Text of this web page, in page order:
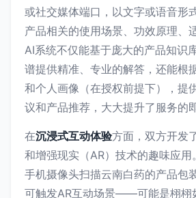
或社交媒体端口，以文字或语音形
产品相关的使用场景、功效原理、
AI系统不仅能基于庞大的产品知识
谱提供精准、专业的解答，还能根
和个人画像（在授权前提下），提
议和产品推荐，大大提升了服务的
在沉浸式互动体验方面，双方开发
和增强现实（AR）技术的趣味应用
手机摄像头扫描云南白药的产品包
可触发AR互动场景——可能是栩栩